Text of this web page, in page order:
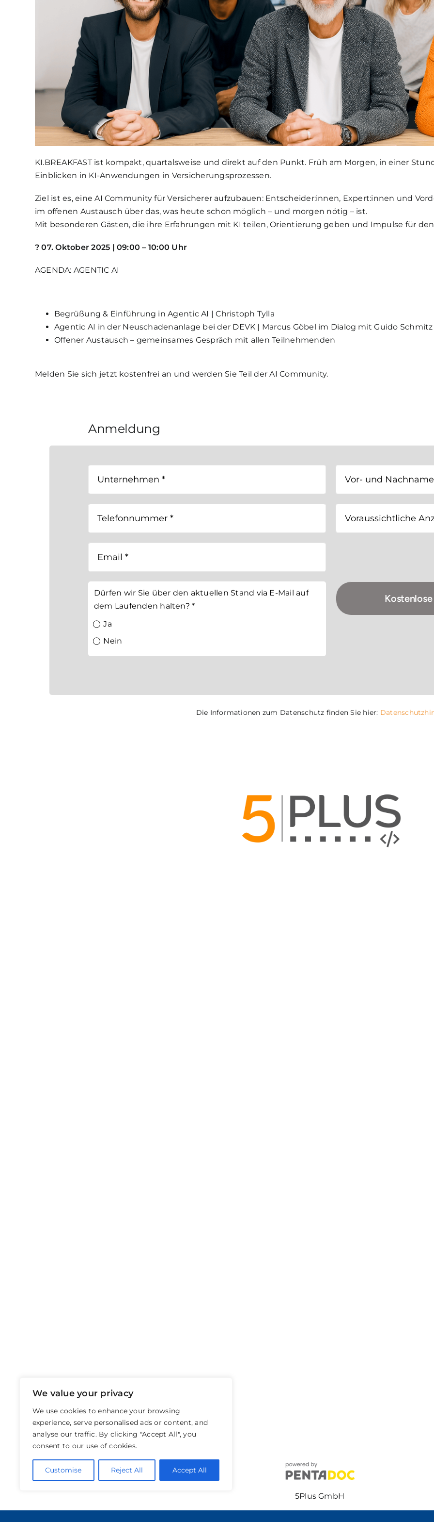
We value your privacy
We use cookies to enhance your browsing
experience, serve personalised ads or content, and
analyse our traffic. By clicking "Accept All", you
consent to our use of cookies.
Customise Reject All Accept All
KI.BREAKFAST ist kompakt, quartalsweise und direkt auf den Punkt. Früh am Morgen, in einer
Einblicken in KI-Anwendungen in Versicherungsprozessen.
Ziel ist es, eine AI Community für Versicherer aufzubauen: Entscheider:innen, Expert:innen und
im offenen Austausch über das, was heute schon möglich – und morgen nötig – ist.
Mit besonderen Gästen, die ihre Erfahrungen mit KI teilen, Orientierung geben und Impulse für
? 07. Oktober 2025 | 09:00 – 10:00 Uhr
AGENDA: AGENTIC AI
Begrüßung & Einführung in Agentic AI | Christoph Tylla
Agentic AI in der Neuschadenanlage bei der DEVK | Marcus Göbel im Dialog mit Guido Schmitz
Offener Austausch – gemeinsames Gespräch mit allen Teilnehmenden
Melden Sie sich jetzt kostenfrei an und werden Sie Teil der AI Community.
Anmeldung
Dürfen wir Sie über den aktuellen Stand via E-Mail auf
dem Laufenden halten?*
Ja
Nein
Die Informationen zum Datenschutz finden Sie hier:
5Plus GmbH